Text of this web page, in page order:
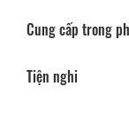
Cung cấp trong
Tiện nghi